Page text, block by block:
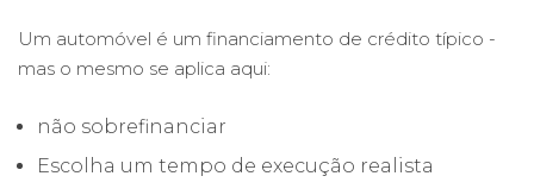
Um automóvel é um financiamento de crédito típico -
mas o mesmo se aplica aqui:
não sobrefinanciar
Escolha um tempo de execução realista